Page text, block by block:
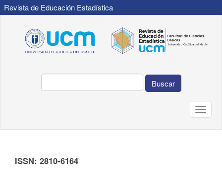
Revista de Educación Estadística
principal
Contenido
principal
Buscar
Toggle
ISSN: 2810-6164